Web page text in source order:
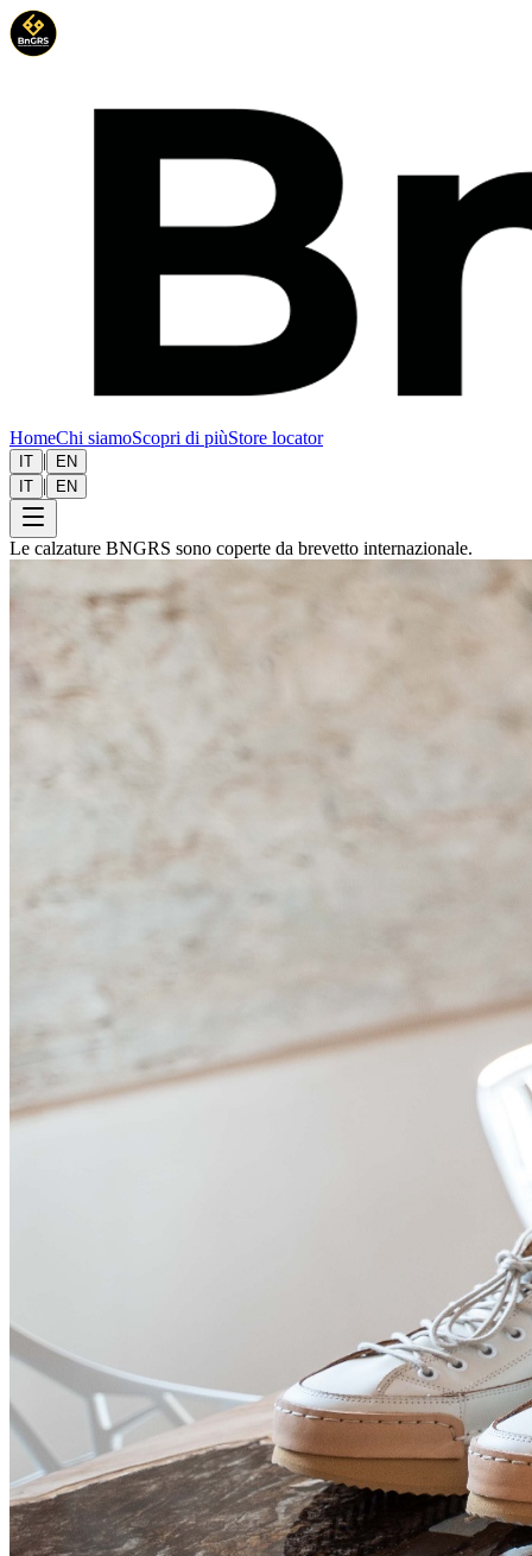
HomeChi siamoScopri di piùStore locator
IT |
EN
IT | EN
Le calzature BNGRS sono coperte da brevetto internazionale.